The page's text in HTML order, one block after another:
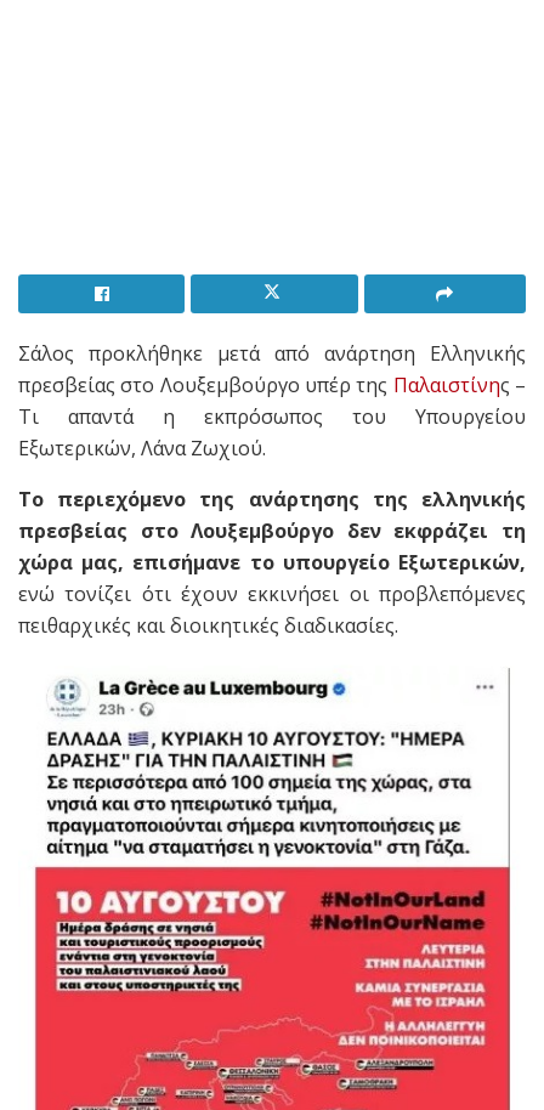
Σάλος προκλήθηκε μετά από ανάρτηση Ελληνικής
πρεσβείας στο Λουξεμβούργο υπέρ της Παλαιστίνης –
Tι απαντά η εκπρόσωπος του Υπουργείου
Εξωτερικών, Λάνα Ζωχιού.
Το περιεχόμενο της ανάρτησης της ελληνικής
πρεσβείας στο Λουξεμβούργο δεν εκφράζει τη
χώρα μας, επισήμανε το υπουργείο Εξωτερικών,
ενώ τονίζει ότι έχουν εκκινήσει οι προβλεπόμενες
πειθαρχικές και διοικητικές διαδικασίες.